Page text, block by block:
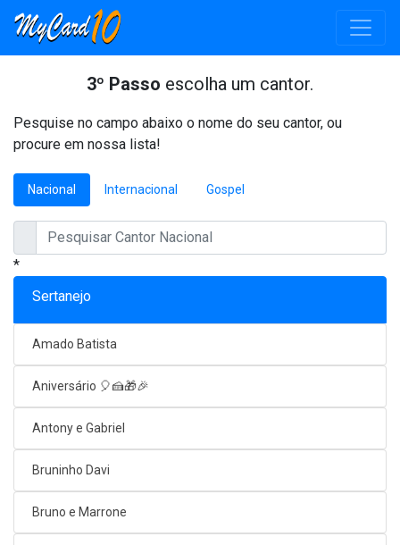
3º Passo escolha um cantor.
Pesquise no campo abaixo o nome do seu cantor, ou
procure em nossa lista!
Nacional Internacional Gospel
*
Sertanejo
Amado Batista
Aniversário 🎈🍰🎁🎉
Antony e Gabriel
Bruninho Davi
Bruno e Marrone